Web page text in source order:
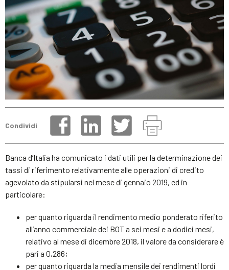
Condividi
Banca d’Italia ha comunicato i dati utili per la determinazione dei
tassi di riferimento relativamente alle operazioni di credito
agevolato da stipularsi nel mese di gennaio 2019, ed in
particolare:
per quanto riguarda il rendimento medio ponderato riferito
all’anno commerciale dei BOT a sei mesi e a dodici mesi,
relativo al mese di dicembre 2018, il valore da considerare è
pari a 0,286;
per quanto riguarda la media mensile dei rendimenti lordi